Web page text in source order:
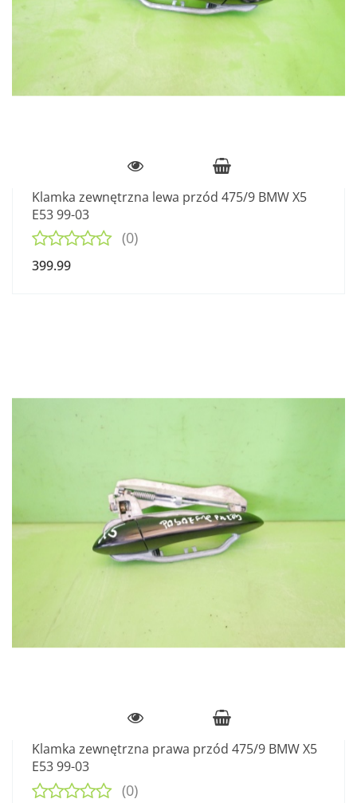
Klamka zewnętrzna lewa przód 475/9 BMW X5
E53 99-03
(0)
399.99
Klamka zewnętrzna prawa przód 475/9 BMW X5
E53 99-03
(0)